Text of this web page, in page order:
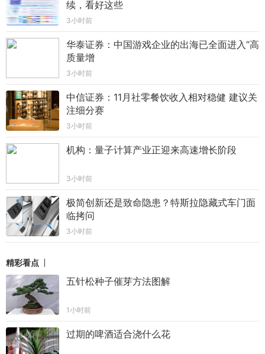
续，看好这些
3小时前
华泰证券：中国游戏企业的出海已全面进入“高
质量增
3小时前
中信证券：11月社零餐饮收入相对稳健 建议关
注细分赛
3小时前
机构：量子计算产业正迎来高速增长阶段
3小时前
极简创新还是致命隐患？特斯拉隐藏式车门面
临拷问
3小时前
精彩看点
五针松种子催芽方法图解
1小时前
过期的啤酒适合浇什么花